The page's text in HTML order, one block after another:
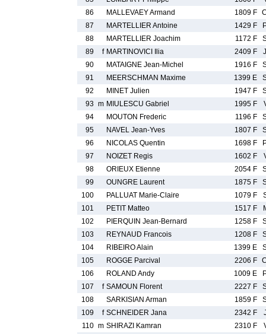
86
MALLEVAEY Armand 1809 F
87
MARTELLIER Antoine 1429 F
88
MARTELLIER Joachim 1172 F
89
f MARTINOVICI Ilia 2409 F
90
MATAIGNE Jean-Michel 1916 F
91
MEERSCHMAN Maxime 1399 E
92
MINET Julien 1947 F
93 m MIULESCU Gabriel 1995 F
94
MOUTON Frederic 1196 F
95
NAVEL Jean-Yves 1807 F
96
NICOLAS Quentin 1698 F
97
NOIZET Regis 1602 F
98
ORIEUX Etienne 2054 F
99
OUNGRE Laurent 1875 F
100
PALLUAT Marie-Claire 1079 F
101
PETIT Matteo 1517 F
102
PIERQUIN Jean-Bernard 1258 F
103
REYNAUD Francois 1208 F
104
RIBEIRO Alain 1399 E
105
ROGGE Parcival 2206 F
106
ROLAND Andy 1009 E
107
f SAMOUN Florent 2227 F
108
SARKISIAN Arman 1859 F
109
f SCHNEIDER Jana 2342 F
110 m SHIRAZI Kamran 2310 F